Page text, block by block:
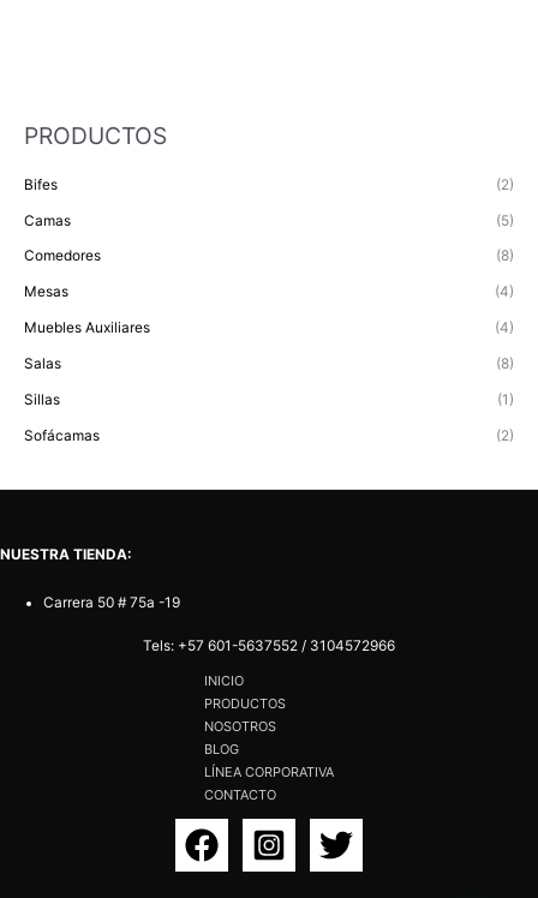
PRODUCTOS
Bifes (2)
Camas (5)
Comedores (8)
Mesas (4)
Muebles Auxiliares (4)
Salas (8)
Sillas (1)
Sofácamas (2)
NUESTRA TIENDA:
Carrera 50 # 75a -19
Tels: +57 601-5637552 / 3104572966
INICIO
PRODUCTOS
NOSOTROS
BLOG
LÍNEA CORPORATIVA
CONTACTO